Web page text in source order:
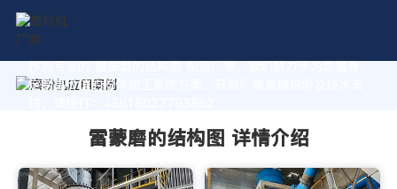
作为专业的 雷蒙磨的结构图 制造厂家，我们致力于为您量身
定制高价值的粉体加工系统方案。获取厂家直销报价及技术支
雷蒙磨的结构图 详情介绍